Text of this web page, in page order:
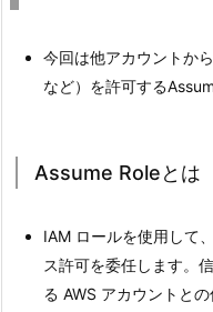
今回は他アカウントか
など）を許可する
Assume Roleとは
IAM ロールを使用して
ス許可を委任します。
る AWS アカウントと